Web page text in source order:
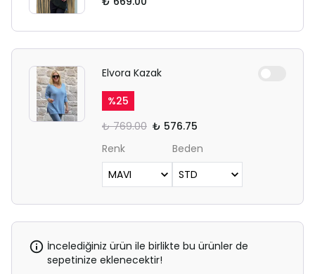
Elvora Kazak
%25
₺ 769.00 ₺ 576.75
Renk
Beden
İncelediğiniz ürün ile birlikte bu ürünler de
sepetinize eklenecektir!